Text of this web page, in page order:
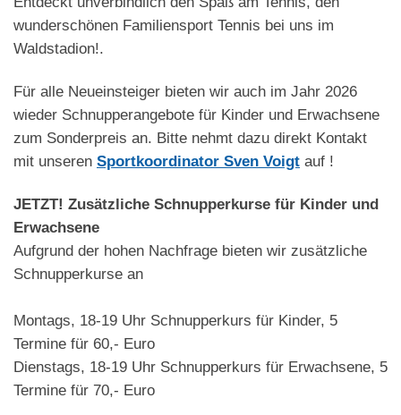
wunderschönen Familiensport Tennis bei uns im
Waldstadion!.
Für alle Neueinsteiger bieten wir auch im Jahr 2026
wieder Schnupperangebote für Kinder und Erwachsene
zum Sonderpreis an. Bitte nehmt dazu direkt Kontakt
mit unseren Sportkoordinator Sven Voigt auf !
JETZT! Zusätzliche Schnupperkurse für Kinder und
Erwachsene
Aufgrund der hohen Nachfrage bieten wir zusätzliche
Schnupperkurse an
Montags, 18-19 Uhr Schnupperkurs für Kinder, 5
Termine für 60,- Euro
Dienstags, 18-19 Uhr Schnupperkurs für Erwachsene, 5
Termine für 70,- Euro